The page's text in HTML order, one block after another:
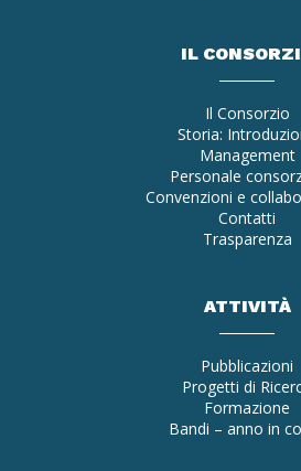
IL
Il Consorzio
Storia:
Management
Personale
Convenzioni e
Contatti
Trasparenza
ATTIVITÀ
Pubblicazioni
Progetti di
Formazione
Bandi – anno in